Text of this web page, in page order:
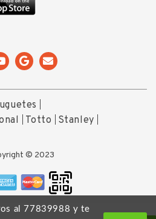
al 77839988 y te
Totto Stanley
© 2023